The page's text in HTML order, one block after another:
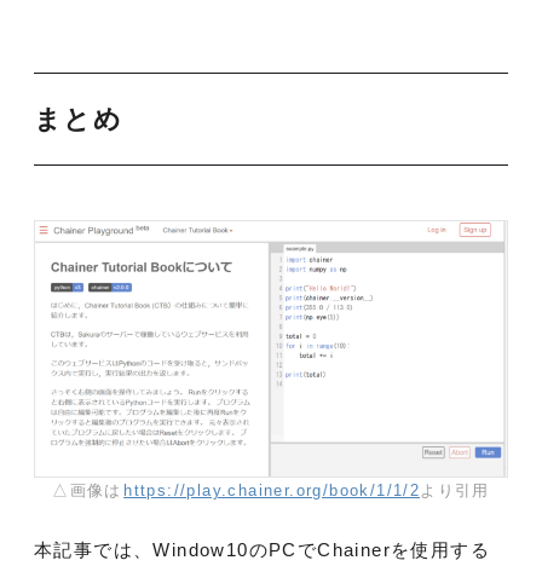
まとめ
△画像は https://play.chainer.org/book/1/1/2 より引用
本記事では、Window10のPCでChainerを使用する